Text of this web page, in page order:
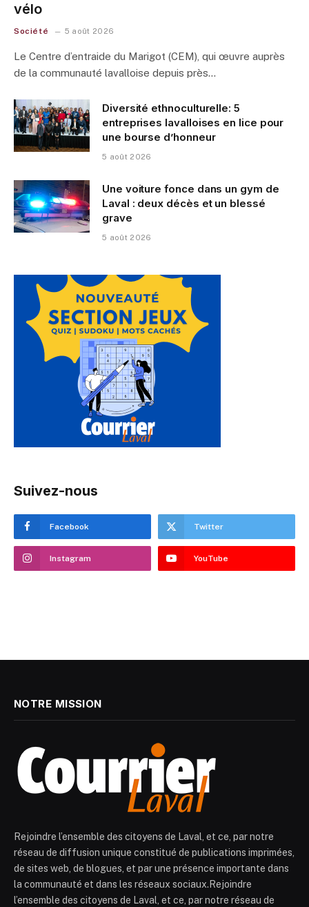
vélo
Société 5 août 2026
Le Centre d’entraide du Marigot (CEM), qui œuvre auprès
de la communauté lavalloise depuis près…
Diversité ethnoculturelle: 5
entreprises lavalloises en lice pour
une bourse d’honneur
5 août 2026
Une voiture fonce dans un gym de
Laval : deux décès et un blessé
grave
5 août 2026
Suivez-nous
Facebook Twitter
Instagram YouTube
NOTRE MISSION
Rejoindre l’ensemble des citoyens de Laval, et ce, par notre
réseau de diffusion unique constitué de publications imprimées,
de sites web, de blogues, et par une présence importante dans
la communauté et dans les réseaux sociaux.Rejoindre
l’ensemble des citoyens de Laval, et ce, par notre réseau de